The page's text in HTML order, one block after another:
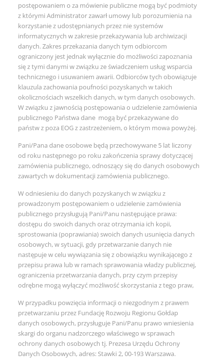
postępowaniem o za mówienie publiczne mogą być podmioty
z którymi Administrator zawarł umowy lub porozumienia na
korzystanie z udostępnianych przez nie systemów
informatycznych w zakresie przekazywania lub archiwizacji
danych. Zakres przekazania danych tym odbiorcom
ograniczony jest jednak wyłącznie do możliwości zapoznania
się z tymi danymi w związku ze świadczeniem usług wsparcia
technicznego i usuwaniem awarii. Odbiorców tych obowiązuje
klauzula zachowania poufności pozyskanych w takich
okolicznościach wszelkich danych, w tym danych osobowych.
W związku z jawnością postępowania o udzielenie zamówienia
publicznego Państwa dane mogą być przekazywane do
państw z poza EOG z zastrzeżeniem, o którym mowa powyżej.
Pani/Pana dane osobowe będą przechowywane 5 lat liczony
od roku następnego po roku zakończenia sprawy dotyczącej
zamówienia publicznego, odnoszący się do danych osobowych
zawartych w dokumentacji zamówienia publicznego.
W odniesieniu do danych pozyskanych w związku z
prowadzonym postępowaniem o udzielenie zamówienia
publicznego przysługują Pani/Panu następujące prawa:
dostępu do swoich danych oraz otrzymania ich kopii,
sprostowania (poprawiania) swoich danych usunięcia danych
osobowych, w sytuacji, gdy przetwarzanie danych nie
następuje w celu wywiązania się z obowiązku wynikającego z
przepisu prawa lub w ramach sprawowania władzy publicznej,
ograniczenia przetwarzania danych, przy czym przepisy
odrębne mogą wyłączyć możliwość skorzystania z tego praw,
W przypadku powzięcia informacji o niezgodnym z prawem
przetwarzaniu przez Fundację Rozwoju Regionu Gołdap
danych osobowych, przysługuje Pani/Panu prawo wniesienia
skargi do organu nadzorczego właściwego w sprawach
ochrony danych osobowych tj. Prezesa Urzędu Ochrony
Danych Osobowych, adres: Stawki 2, 00-193 Warszawa.